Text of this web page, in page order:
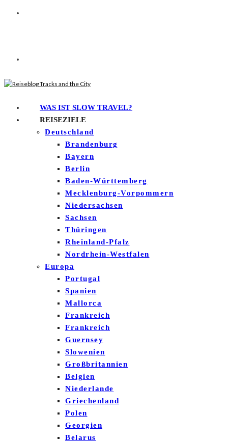
WAS IST SLOW TRAVEL?
REISEZIELE
Deutschland
Brandenburg
Bayern
Berlin
Baden-Württemberg
Mecklenburg-Vorpommern
Niedersachsen
Sachsen
Thüringen
Rheinland-Pfalz
Nordrhein-Westfalen
Europa
Portugal
Spanien
Mallorca
Frankreich
Frankreich
Guernsey
Slowenien
Großbritannien
Belgien
Niederlande
Griechenland
Polen
Georgien
Belarus